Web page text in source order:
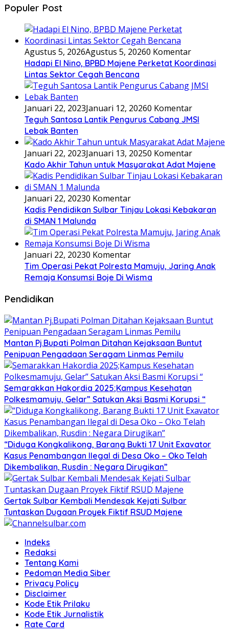
Populer Post
Agustus 5, 2026Agustus 5, 20260 Komentar
Hadapi El Nino, BPBD Majene Perketat Koordinasi
Lintas Sektor Cegah Bencana
Januari 22, 2023Januari 12, 20260 Komentar
Teguh Santosa Lantik Pengurus Cabang JMSI
Lebak Banten
Januari 22, 2023Januari 13, 20250 Komentar
Kado Akhir Tahun untuk Masyarakat Adat Majene
Januari 22, 20230 Komentar
Kadis Pendidikan Sulbar Tinjau Lokasi Kebakaran
di SMAN 1 Malunda
Januari 22, 20230 Komentar
Tim Operasi Pekat Polresta Mamuju, Jaring Anak
Remaja Konsumsi Boje Di Wisma
Pendidikan
Mantan Pj.Bupati Polman Ditahan Kejaksaan Buntut
Penipuan Pengadaan Seragam Linmas Pemilu
Semarakkan Hakordia 2025;Kampus Kesehatan
Polkesmamuju, Gelar” Satukan Aksi Basmi Korupsi “
“Diduga Kongkalikong, Barang Bukti 17 Unit Exavator
Kasus Penambangan Ilegal di Desa Oko – Oko Telah
Dikembalikan, Rusdin : Negara Dirugikan”
Gertak Sulbar Kembali Mendesak Kejati Sulbar
Tuntaskan Dugaan Proyek Fiktif RSUD Majene
Indeks
Redaksi
Tentang Kami
Pedoman Media Siber
Privacy Policy
Disclaimer
Kode Etik Prilaku
Kode Etik Jurnalistik
Rate Card